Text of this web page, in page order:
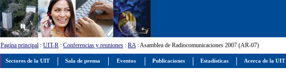
Pagína principal : UIT-R : Conferencias y reuniones : RA: Asamblea de Radiocomunicaciones 2007 (AR-07)
Sectores de la UIT Sala de prensa Eventos Publicaciones Estadísticas Acerca de la UIT